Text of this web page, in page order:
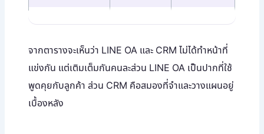
จากตารางจะเห็นว่า LINE OA และ CRM ไม่ได้ทำหน้าที่
แข่งกัน แต่เติมเต็มกันคนละส่วน LINE OA เป็นปากที่ใช้
พูดคุยกับลูกค้า ส่วน CRM คือสมองที่จำและวางแผนอยู่
เบื้องหลัง